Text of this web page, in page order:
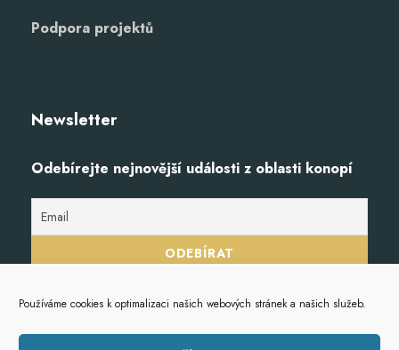
Používáme cookies k optimalizaci našich webových stránek a našich služeb.
Podpora projektů
Newsletter
Odebírejte nejnovější události z oblasti konopí